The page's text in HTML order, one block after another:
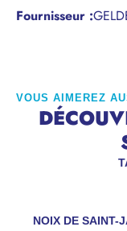
Fournisseur :
VOUS AIMEREZ
NOIX DE SAINT-